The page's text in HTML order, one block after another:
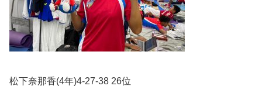
松下奈那香(4年)4-27-38 26位